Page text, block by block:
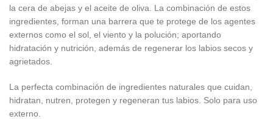
la cera de abejas y el aceite de oliva. La combinación de estos
ingredientes, forman una barrera que te protege de los agentes
externos como el sol, el viento y la polución; aportando
hidratación y nutrición, además de regenerar los labios secos y
agrietados.
La perfecta combinación de ingredientes naturales que cuidan,
hidratan, nutren, protegen y regeneran tus labios. Solo para uso
externo.